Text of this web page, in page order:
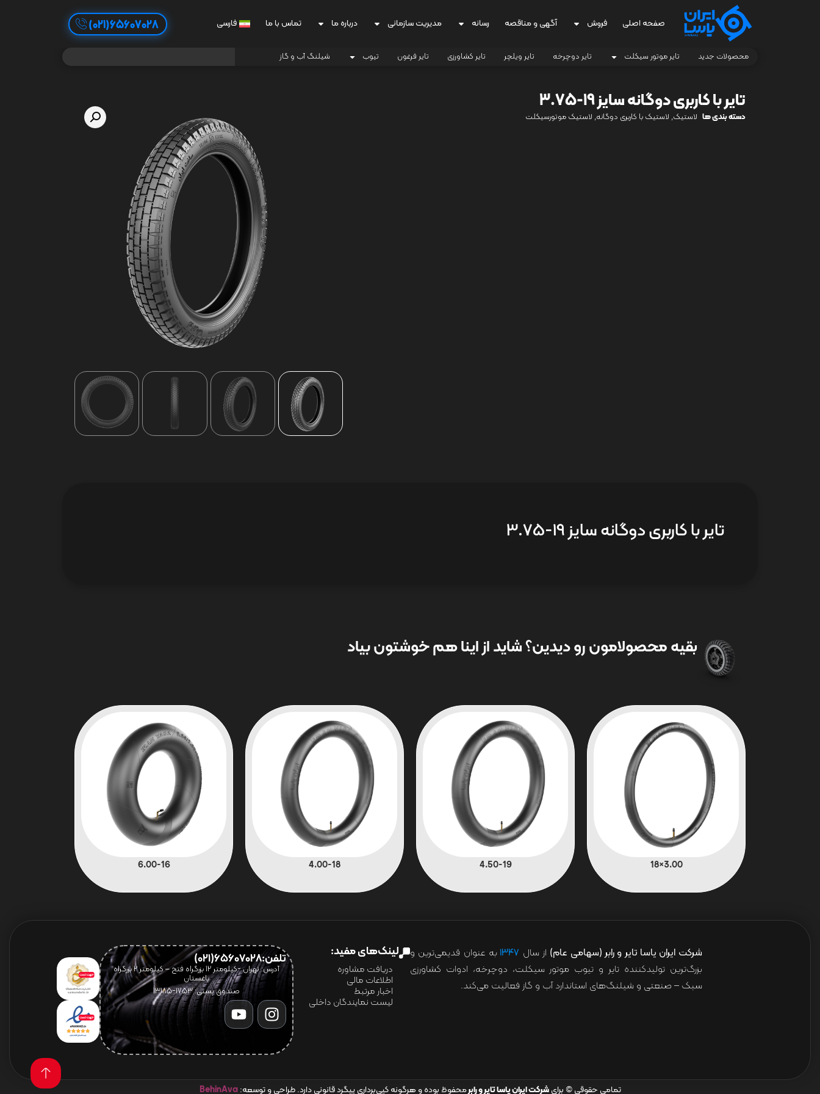
صفحه اصلی فروش آگهی و مناقصه رسانه مدیریت سازمانی درباره ما تماس با ما فارسی 65607028(021)
محصولات جدید تایر موتور سیکلت تایر دوچرخه تایر ویلچر تایر کشاورزی تایر فرغون تیوب شیلنگ آب و گاز
تایر با کاربری دوگانه سایز 19-3.75
دسته بندی ها لاستیک, لاستیک با کاربری دوگانه, لاستیک موتورسیکلت
تایر با کاربری دوگانه سایز 19-3.75
بقیه محصولامون رو دیدین؟ شاید از اینا هم خوشتون بیاد
3.00×18
4.50-19
4.00-18
6.00-16
شرکت ایران یاسا تایر و رابر (سهامی عام) از سال ۱۳۴۷ به عنوان قدیمی‌ترین و
بزرگ‌ترین تولیدکننده تایر و تیوب موتور سیکلت، دوچرخه، ادوات کشاورزی
سبک – صنعتی و شیلنگ‌های استاندارد آب و گاز فعالیت می‌کند.
لینک‌های مفید:
دریافت مشاوره
اطلاعات مالی
اخبار مرتبط
لیست نمایندگان داخلی
تلفن:65607028(021)
آدرس: تهران -کیلومتر 12 بزرگراه فتح – کیلومتر ۲ بزرگراه
باغستان
صندوق پستی: 1753-13185
تمامی حقوقی © برایشرکت ایران یاسا تایر و رابرمحفوظ بوده و هرگونه کپی‌برداری پیگرد قانونی دارد. طراحی و توسعه:BehinAva